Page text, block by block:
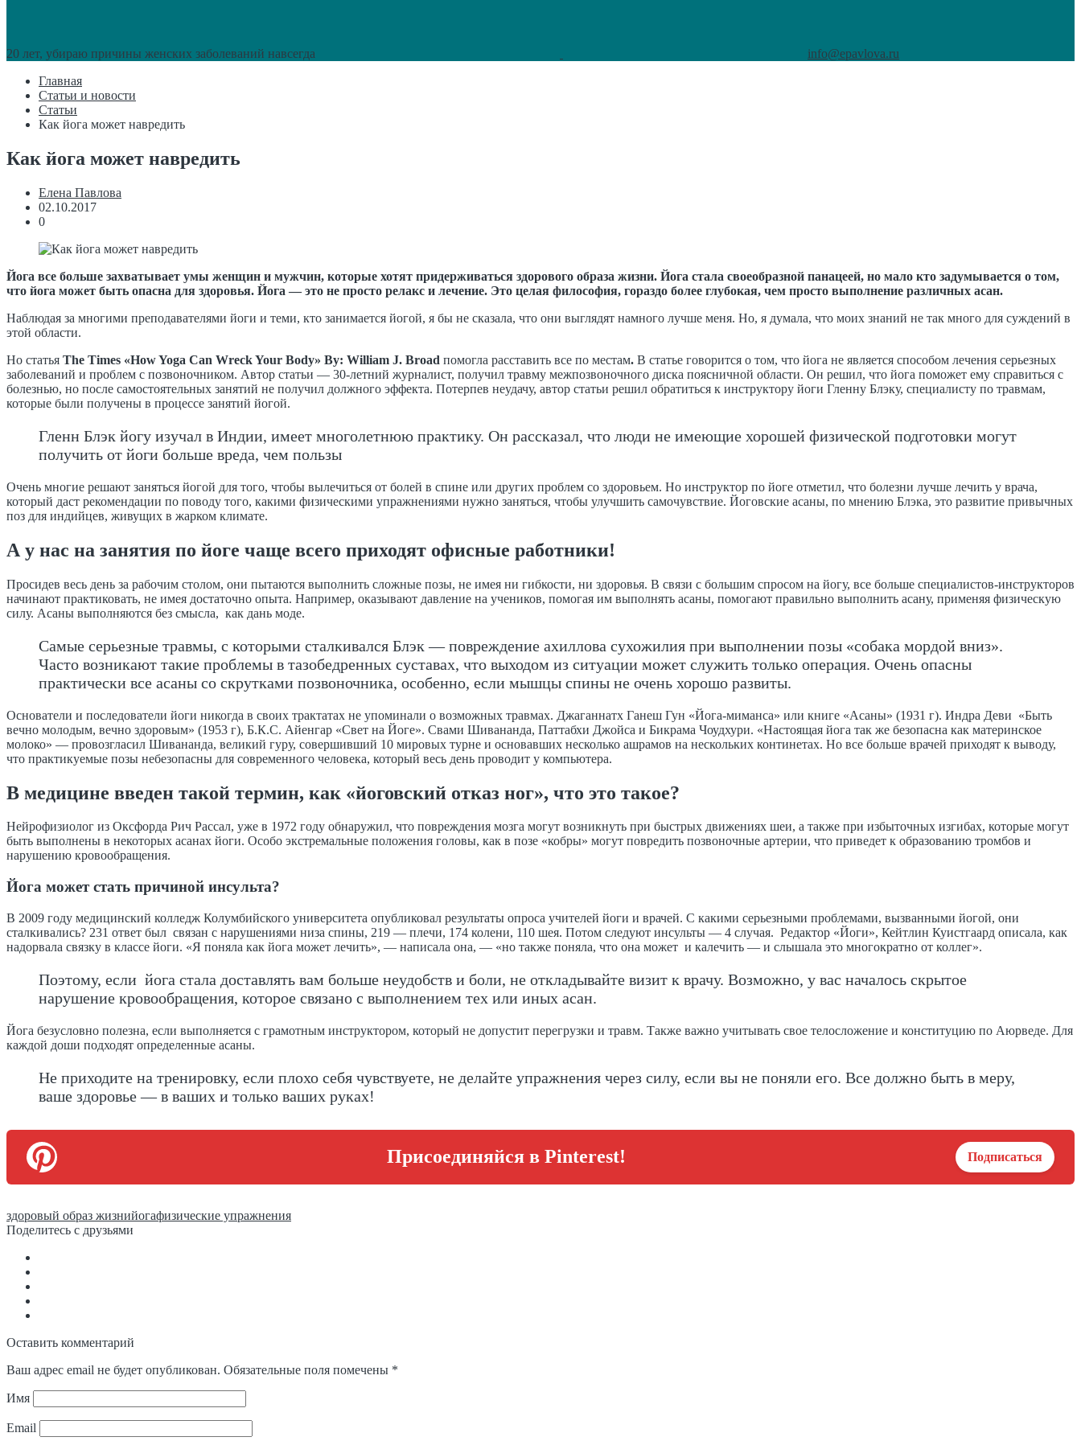
20 лет, убираю причины женских заболеваний навсегда
info@epavlova.ru
Главная
Статьи и новости
Статьи
Как йога может навредить
Как йога может навредить
Елена Павлова
02.10.2017
0
Йога все больше захватывает умы женщин и мужчин, которые хотят придерживаться здорового образа жизни. Йога стала своеобразной панацеей, но мало кто задумывается о том,
что йога может быть опасна для здоровья. Йога — это не просто релакс и лечение. Это целая философия, гораздо более глубокая, чем просто выполнение различных асан.
Наблюдая за многими преподавателями йоги и теми, кто занимается йогой, я бы не сказала, что они выглядят намного лучше меня. Но, я думала, что моих знаний не так много для суждений в
этой области.
Но статья The Times «How Yoga Can Wreck Your Body» By: William J. Broad помогла расставить все по местам. В статье говорится о том, что йога не является способом лечения серьезных
заболеваний и проблем с позвоночником. Автор статьи — 30-летний журналист, получил травму межпозвоночного диска поясничной области. Он решил, что йога поможет ему справиться с
болезнью, но после самостоятельных занятий не получил должного эффекта. Потерпев неудачу, автор статьи решил обратиться к инструктору йоги Гленну Блэку, специалисту по травмам,
которые были получены в процессе занятий йогой.
Гленн Блэк йогу изучал в Индии, имеет многолетнюю практику. Он рассказал, что люди не имеющие хорошей физической подготовки могут
получить от йоги больше вреда, чем пользы
Очень многие решают заняться йогой для того, чтобы вылечиться от болей в спине или других проблем со здоровьем. Но инструктор по йоге отметил, что болезни лучше лечить у врача,
который даст рекомендации по поводу того, какими физическими упражнениями нужно заняться, чтобы улучшить самочувствие. Йоговские асаны, по мнению Блэка, это развитие привычных
поз для индийцев, живущих в жарком климате.
А у нас на занятия по йоге чаще всего приходят офисные работники!
Просидев весь день за рабочим столом, они пытаются выполнить сложные позы, не имея ни гибкости, ни здоровья. В связи с большим спросом на йогу, все больше специалистов-инструкторов
начинают практиковать, не имея достаточно опыта. Например, оказывают давление на учеников, помогая им выполнять асаны, помогают правильно выполнить асану, применяя физическую
силу. Асаны выполняются без смысла, как дань моде.
Самые серьезные травмы, с которыми сталкивался Блэк — повреждение ахиллова сухожилия при выполнении позы «собака мордой вниз».
Часто возникают такие проблемы в тазобедренных суставах, что выходом из ситуации может служить только операция. Очень опасны
практически все асаны со скрутками позвоночника, особенно, если мышцы спины не очень хорошо развиты.
Основатели и последователи йоги никогда в своих трактатах не упоминали о возможных травмах. Джаганнатх Ганеш Гун «Йога-миманса» или книге «Асаны» (1931 г). Индра Деви «Быть
вечно молодым, вечно здоровым» (1953 г), Б.К.С. Айенгар «Свет на Йоге». Свами Шивананда, Паттабхи Джойса и Бикрама Чоудхури. «Настоящая йога так же безопасна как материнское
молоко» — провозгласил Шивананда, великий гуру, совершивший 10 мировых турне и основавших несколько ашрамов на нескольких континетах. Но все больше врачей приходят к выводу,
что практикуемые позы небезопасны для современного человека, который весь день проводит у компьютера.
В медицине введен такой термин, как «йоговский отказ ног», что это такое?
Нейрофизиолог из Оксфорда Рич Рассал, уже в 1972 году обнаружил, что повреждения мозга могут возникнуть при быстрых движениях шеи, а также при избыточных изгибах, которые могут
быть выполнены в некоторых асанах йоги. Особо экстремальные положения головы, как в позе «кобры» могут повредить позвоночные артерии, что приведет к образованию тромбов и
нарушению кровообращения.
Йога может стать причиной инсульта?
В 2009 году медицинский колледж Колумбийского университета опубликовал результаты опроса учителей йоги и врачей. С какими серьезными проблемами, вызванными йогой, они
сталкивались? 231 ответ был связан с нарушениями низа спины, 219 — плечи, 174 колени, 110 шея. Потом следуют инсульты — 4 случая. Редактор «Йоги», Кейтлин Куистгаард описала, как
надорвала связку в классе йоги. «Я поняла как йога может лечить», — написала она, — «но также поняла, что она может и калечить — и слышала это многократно от коллег».
Поэтому, если йога стала доставлять вам больше неудобств и боли, не откладывайте визит к врачу. Возможно, у вас началось скрытое
нарушение кровообращения, которое связано с выполнением тех или иных асан.
Йога безусловно полезна, если выполняется с грамотным инструктором, который не допустит перегрузки и травм. Также важно учитывать свое телосложение и конституцию по Аюрведе. Для
каждой доши подходят определенные асаны.
Не приходите на тренировку, если плохо себя чувствуете, не делайте упражнения через силу, если вы не поняли его. Все должно быть в меру,
ваше здоровье — в ваших и только ваших руках!
Присоединяйся в Pinterest! Подписаться
здоровый образ жизнийогафизические упражнения
Поделитесь с друзьями
Оставить комментарий
Ваш адрес email не будет опубликован. Обязательные поля помечены *
Имя
Email